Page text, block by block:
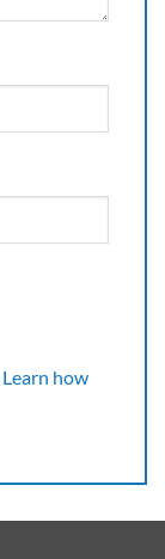
Learn how